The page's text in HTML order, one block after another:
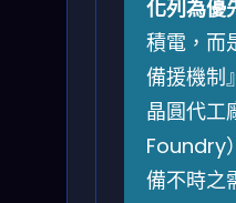
化列為優
積電，而
備援機制
晶圓代工
Foundry
備不時之